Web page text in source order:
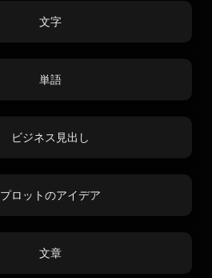
文字
単語
ビジネス見出し
プロットのアイデア
文章